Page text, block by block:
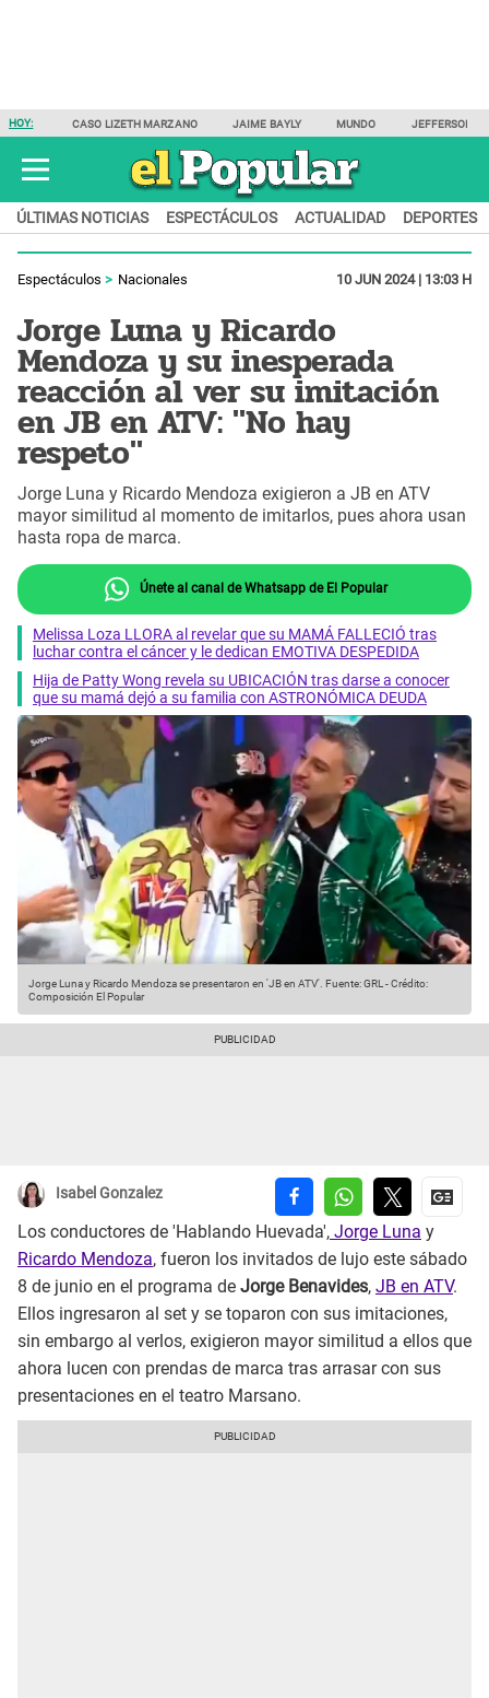
HOY: CASO LIZETH MARZANO JAIME BAYLY MUNDO JEFFERSON
ÚLTIMAS NOTICIAS ESPECTÁCULOS ACTUALIDAD DEPORTES
Espectáculos Nacionales 10 JUN 2024 | 13:03 H
Jorge Luna y Ricardo
Mendoza y su inesperada
reacción al ver su imitación
en JB en ATV: "No hay
respeto"
Jorge Luna y Ricardo Mendoza exigieron a JB en ATV
mayor similitud al momento de imitarlos, pues ahora usan
hasta ropa de marca.
Únete al canal de Whatsapp de El Popular
Melissa Loza LLORA al revelar que su MAMÁ FALLECIÓ tras
luchar contra el cáncer y le dedican EMOTIVA DESPEDIDA
Hija de Patty Wong revela su UBICACIÓN tras darse a conocer
que su mamá dejó a su familia con ASTRONÓMICA DEUDA
Jorge Luna y Ricardo Mendoza se presentaron en 'JB en ATV'. Fuente: GRL-Crédito:
Composición El Popular
Isabel Gonzalez
Los conductores de 'Hablando Huevada', Jorge Luna y
Ricardo Mendoza, fueron los invitados de lujo este sábado
8 de junio en el programa de Jorge Benavides, JB en ATV.
Ellos ingresaron al set y se toparon con sus imitaciones,
sin embargo al verlos, exigieron mayor similitud a ellos que
ahora lucen con prendas de marca tras arrasar con sus
presentaciones en el teatro Marsano.